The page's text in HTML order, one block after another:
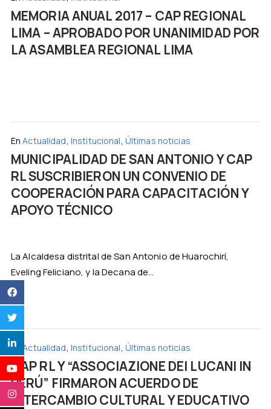
MEMORIA ANUAL 2017 – CAP REGIONAL
LIMA – APROBADO POR UNANIMIDAD POR
LA ASAMBLEA REGIONAL LIMA
En Actualidad, Institucional, Últimas noticias
MUNICIPALIDAD DE SAN ANTONIO Y CAP
RL SUSCRIBIERON UN CONVENIO DE
COOPERACIÓN PARA CAPACITACIÓN Y
APOYO TÉCNICO
La Alcaldesa distrital de San Antonio de Huarochirí,
Eveling Feliciano, y la Decana de...
En Actualidad, Institucional, Últimas noticias
CAP RL Y “ASSOCIAZIONE DEI LUCANI IN
PERÚ” FIRMARON ACUERDO DE
INTERCAMBIO CULTURAL Y EDUCATIVO